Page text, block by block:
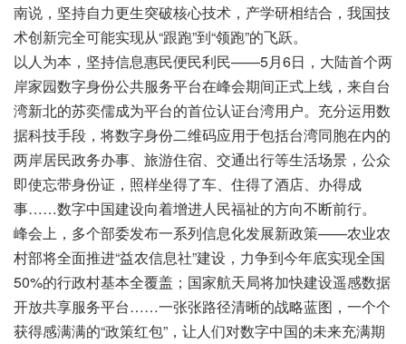
南说，坚持自力更生突破核心技术，产学研相结合，我国技
术创新完全可能实现从“跟跑”到“领跑”的飞跃。
以人为本，坚持信息惠民便民利民——5月6日，大陆首个两
岸家园数字身份公共服务平台在峰会期间正式上线，来自台
湾新北的苏奕儒成为平台的首位认证台湾用户。充分运用数
据科技手段，将数字身份二维码应用于包括台湾同胞在内的
两岸居民政务办事、旅游住宿、交通出行等生活场景，公众
即使忘带身份证，照样坐得了车、住得了酒店、办得成
事……数字中国建设向着增进人民福祉的方向不断前行。
峰会上，多个部委发布一系列信息化发展新政策——农业农
村部将全面推进“益农信息社”建设，力争到今年底实现全国
50%的行政村基本全覆盖；国家航天局将加快建设遥感数据
开放共享服务平台……一张张路径清晰的战略蓝图，一个个
获得感满满的“政策红包”，让人们对数字中国的未来充满期